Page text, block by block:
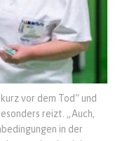
vor dem Tod“ und
reizt. „Auch,
in der